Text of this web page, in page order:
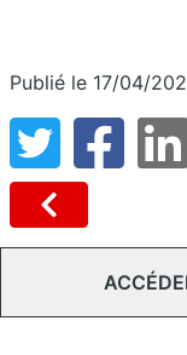
Publié le 17/04/